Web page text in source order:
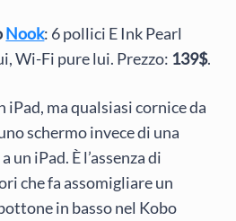
Nook: 6 pollici E Ink Pearl
Wi-Fi pure lui. Prezzo: 139$.
iPad, ma qualsiasi cornice da
schermo invece di una
iPad. È l’assenza di
che fa assomigliare un
in basso nel Kobo